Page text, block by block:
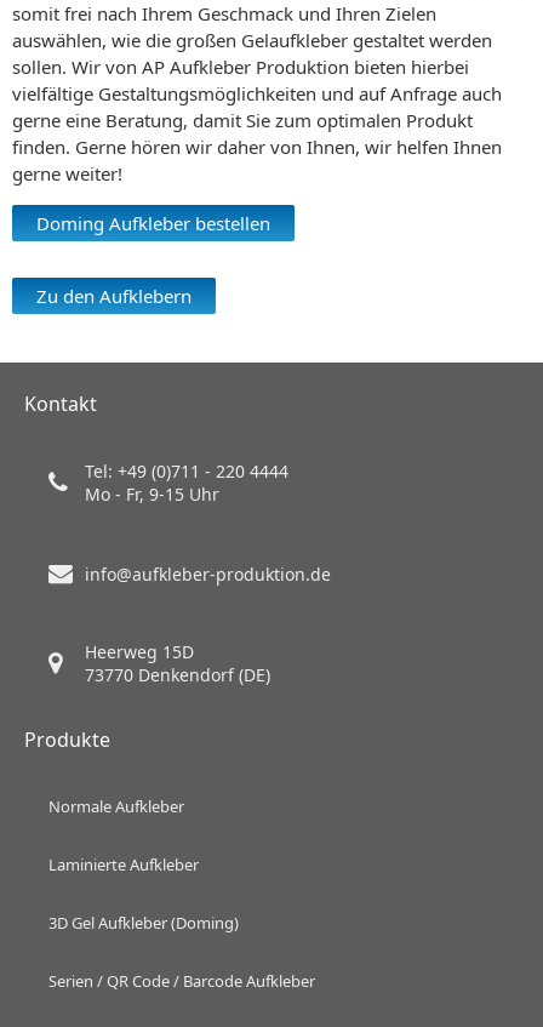
somit frei nach Ihrem Geschmack und Ihren Zielen
auswählen, wie die großen Gelaufkleber gestaltet werden
sollen. Wir von AP Aufkleber Produktion bieten hierbei
vielfältige Gestaltungsmöglichkeiten und auf Anfrage auch
gerne eine Beratung, damit Sie zum optimalen Produkt
finden. Gerne hören wir daher von Ihnen, wir helfen Ihnen
gerne weiter!
Doming Aufkleber bestellen
Zu den Aufklebern
Kontakt
Tel: +49 (0)711 - 220 4444
Mo - Fr, 9-15 Uhr
info@aufkleber-produktion.de
Heerweg 15D
73770 Denkendorf (DE)
Produkte
Normale Aufkleber
Laminierte Aufkleber
3D Gel Aufkleber (Doming)
Serien / QR Code / Barcode Aufkleber